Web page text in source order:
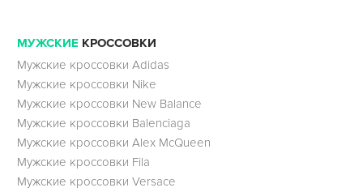
МУЖСКИЕ КРОССОВКИ
Мужские кроссовки Adidas
Мужские кроссовки Nike
Мужские кроссовки New Balance
Мужские кроссовки Balenciaga
Мужские кроссовки Alex McQueen
Мужские кроссовки Fila
Мужские кроссовки Versace